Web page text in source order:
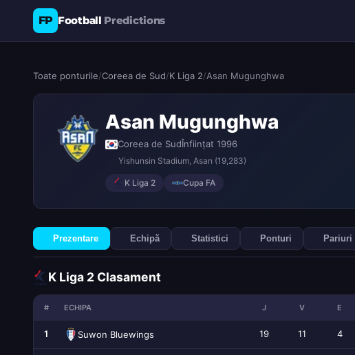
FP Football Predictions
Toate ponturile/Coreea de Sud/K Liga 2/Asan Mugunghwa
Asan Mugunghwa
Coreea de SudÎnființat 1996
Yishunsin Stadium, Asan (19,283)
K Liga 2 Cupa FA
Prezentare Echipă Statistici Ponturi Pariuri
K Liga 2 Clasament
# ECHIPA J V E
1 Suwon Bluewings 19 11 4